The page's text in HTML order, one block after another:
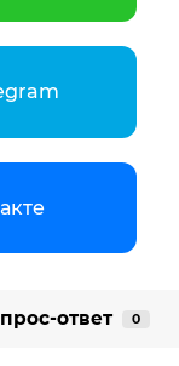
ответ 0